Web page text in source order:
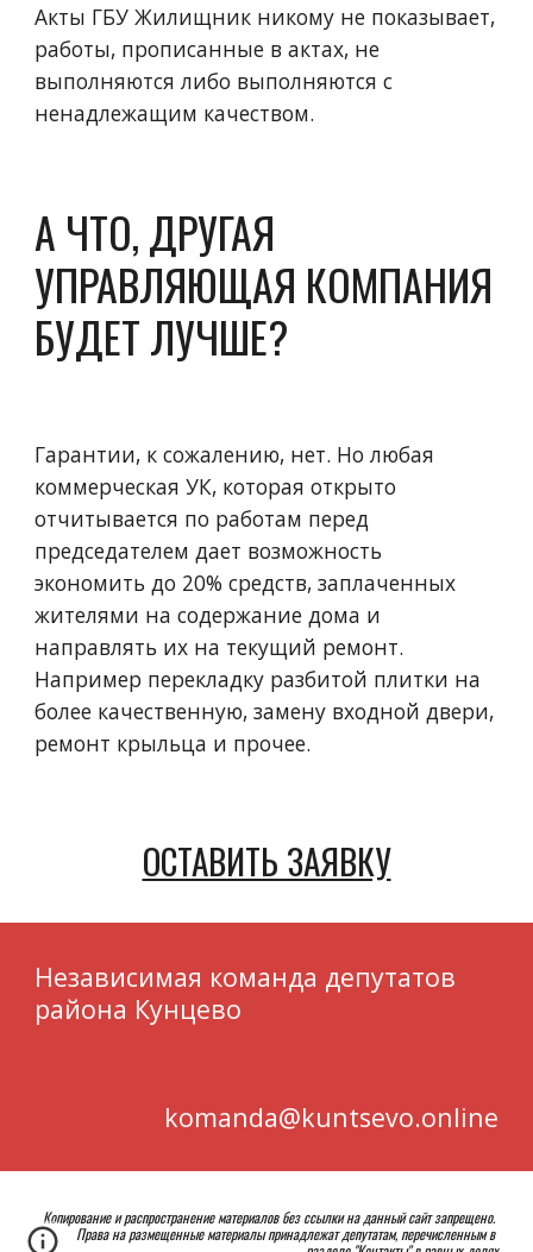
Акты ГБУ Жилищник никому не показывает,
работы, прописанные в актах, не
выполняются либо выполняются с
ненадлежащим качеством.
А ЧТО, ДРУГАЯ
УПРАВЛЯЮЩАЯ КОМПАНИЯ
БУДЕТ ЛУЧШЕ?
Гарантии, к сожалению, нет. Но любая
коммерческая УК, которая открыто
отчитывается по работам перед
председателем дает возможность
экономить до 20% средств, заплаченных
жителями на содержание дома и
направлять их на текущий ремонт.
Например перекладку разбитой плитки на
более качественную, замену входной двери,
ремонт крыльца и прочее.
ОСТАВИТЬ ЗАЯВКУ
Независимая команда депутатов
района Кунцево
komanda@kuntsevo.online
Копирование и распространение материалов без ссылки на данный сайт запрещено.
Права на размещенные материалы принадлежат депутатам, перечисленным в